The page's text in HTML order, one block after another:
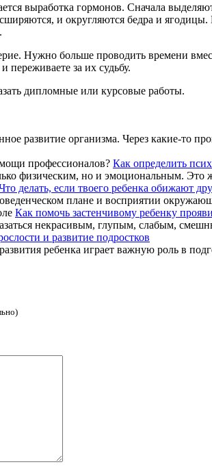
выработка гормонов. Сначала
и округляются бедра и
Нужно больше проводить времени
за их судьбу.
дипломные или курсовые работы.
развитие организма. Через какие-то
Как определить
физическим, но и эмоциональным.
делать, если твоего ребенка обижают
плане и восприятии
Как помочь застенчивому ребенку
некрасивым, глупым, слабым,
и развитие подростков
ребенка играет важную роль в